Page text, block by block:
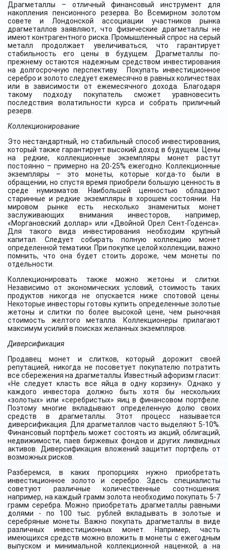
Драгметаллы – отличный финансовый инструмент для
накопления пенсионного резерва. Во Всемирном золотом
совете и Лондонской ассоциации участников рынка
драгметаллов заявляют, что физические драгметаллы не
имеют контрагентного риска. Промышленный спрос на серый
металл продолжает увеличиваться, что гарантирует
стабильность его цены в будущем. Драгметаллы по-
прежнему остаются надежным средством инвестирования
на долгосрочную перспективу.
Покупать инвестиционное
серебро и золото следует ежемесячно в равных количествах
или в зависимости от ежемесячного дохода. Благодаря
такому подходу покупатель сможет уравновесить
последствия волатильности курса и собрать приличный
резерв.
Коллекционирование
Это нестандартный, но стабильный способ инвестирования,
который также гарантирует высокий доход в будущем. Цены
на редкие, коллекционные экземпляры монет растут
постоянно – примерно на 20-25% ежегодно. Коллекционные
экземпляры – это монеты, которые когда-то были в
обращении, но спустя время приобрели большую ценность в
среде нумизматов. Наибольшей ценностью обладают
старинные и редкие экземпляры в хорошем состоянии. На
мировом рынке есть несколько знаменитых монет
заслуживающих внимания инвесторов, например,
«Моргановский доллар» или «Двойной Орел Сент-Годенса».
Для такого вида инвестирования необходим крупный
капитал. Следует собирать полную коллекцию монет
определенной тематики. При покупке целой коллекции, важно
помнить, что она будет стоить дороже, чем монеты по
отдельности.
Коллекционировать также можно жетоны и слитки.
Независимо от экономических условий, стоимость таких
продуктов никогда не опускается ниже спотовой цены.
Некоторые инвесторы готовы купить определенные золотые
жетоны и слитки по более высокой цене, чем рыночная
стоимость желтого металла. Коллекционеры прилагают
максимум усилий в поисках желанных экземпляров.
Диверсификация
Продавец монет и слитков, который дорожит своей
репутацией, никогда не посоветует покупателю потратить
все сбережения на драгметаллы. Известный афоризм гласит:
«Неследует класть все яйца в одну корзину». Однако у
каждого инвестора должно быть хотя бы нескольких
«золотых» или «серебристых» яиц в финансовом портфеле.
Поэтому многие вкладывают определенную долю своих
средств в драгметаллы. Этот процесс называется
диверсификация. Для драгметаллов часто выделяют 5-10%.
Финансовый портфель может состоять из акций, облигаций,
недвижимости, паев биржевых фондов и других ликвидных
активов. Диверсификация вложений защитит портфель от
возможных рисков.
Разберемся, в каких пропорциях нужно приобретать
инвестиционное золото и серебро. Здесь специалисты
советуют различные количественные соотношения:
например, на каждый грамм золота необходимо покупать 5-7
грамм серебра. Можно приобретать драгметаллы равными
долями - по 100 тыс. рублей вкладывать в золотые и
серебряные монеты. Важно покупать драгметаллы в виде
различных инвестиционных монет. Например, часть
имеющихся средств можно вложить в монеты с ежегодным
выпуском и минимальной коллекционной наценкой, а на